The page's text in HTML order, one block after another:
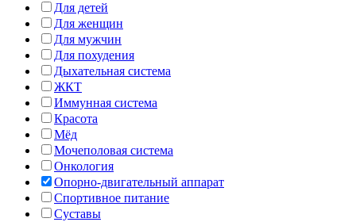
Для детей
Для женщин
Для мужчин
Для похудения
Дыхательная система
ЖКТ
Иммунная система
Красота
Мёд
Мочеполовая система
Онкология
Опорно-двигательный аппарат
Спортивное питание
Суставы